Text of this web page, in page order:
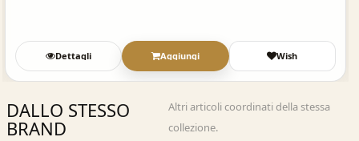
Dettagli Aggiungi Wish
DALLO STESSO
BRAND
Altri articoli coordinati della stessa
collezione.
Acquisto Veloce